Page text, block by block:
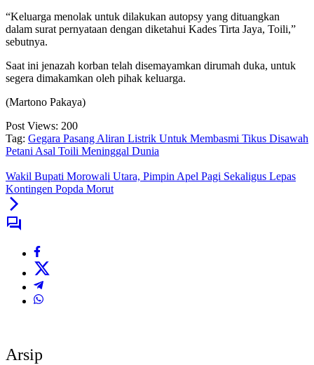
“Keluarga menolak untuk dilakukan autopsy yang dituangkan
dalam surat pernyataan dengan diketahui Kades Tirta Jaya, Toili,”
sebutnya.
Saat ini jenazah korban telah disemayamkan dirumah duka, untuk
segera dimakamkan oleh pihak keluarga.
(Martono Pakaya)
Post Views: 200
Tag: Gegara Pasang Aliran Listrik Untuk Membasmi Tikus Disawah
Petani Asal Toili Meninggal Dunia
Wakil Bupati Morowali Utara, Pimpin Apel Pagi Sekaligus Lepas
Kontingen Popda Morut
Arsip